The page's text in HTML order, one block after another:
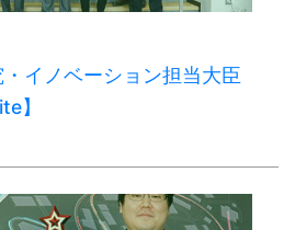
イノベーション担当大臣
】